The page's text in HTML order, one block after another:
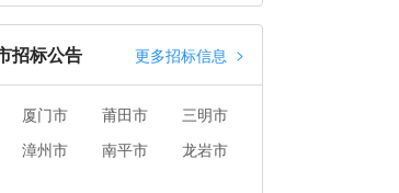
招标公告 更多招标信息 >
厦门市 莆田市
三明市
漳州市 南平市
龙岩市